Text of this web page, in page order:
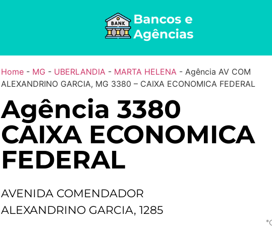
Home- MG - UBERLANDIA - MARTA HELENA - Agência AV COM
ALEXANDRINO GARCIA, MG 3380 – CAIXA ECONOMICA FEDERAL
Agência 3380
CAIXA ECONOMICA
FEDERAL
AVENIDA COMENDADOR
ALEXANDRINO GARCIA, 1285